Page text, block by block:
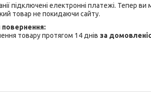
підключені електронні платежі. Тепер
товар не покидаючи сайту.
товару протягом 14 днів за